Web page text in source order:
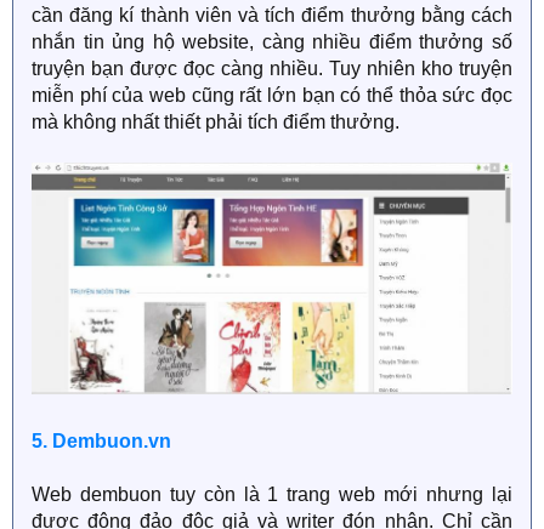
cần đăng kí thành viên và tích điểm thưởng bằng cách
nhắn tin ủng hộ website, càng nhiều điểm thưởng số
truyện bạn được đọc càng nhiều. Tuy nhiên kho truyện
miễn phí của web cũng rất lớn bạn có thể thỏa sức đọc
mà không nhất thiết phải tích điểm thưởng.
5. Dembuon.vn
Web dembuon tuy còn là 1 trang web mới nhưng lại
được đông đảo độc giả và writer đón nhận. Chỉ cần